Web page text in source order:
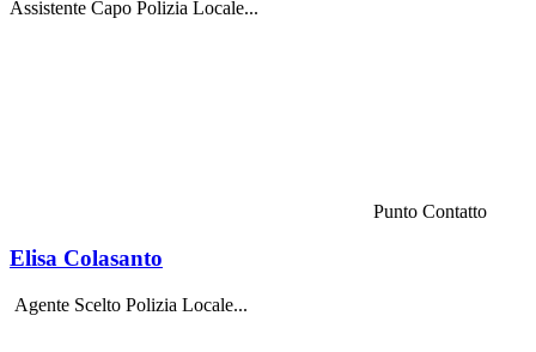
Assistente Capo Polizia Locale...
Punto Contatto
Elisa Colasanto
Agente Scelto Polizia Locale...